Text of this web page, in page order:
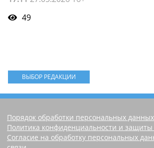
49
ВЫБОР РЕДАКЦИИ
Порядок обработки персональных данных
Политика конфиденциальности и
Согласие на обработку персональных